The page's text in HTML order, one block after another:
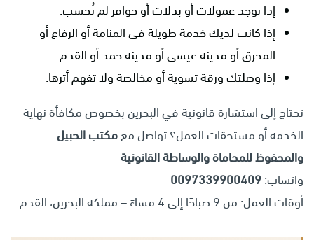
إذا توجد عمولات أو بدلات أو حوافز لم تُحسب.
إذا كانت لديك خدمة طويلة في المنامة أو الرفاع أو
المحرق أو مدينة عيسى أو مدينة حمد أو القدم.
إذا وصلتك ورقة تسوية أو مخالصة ولا تفهم أثرها.
تحتاج إلى استشارة قانونية في البحرين بخصوص مكافأة نهاية
الخدمة أو مستحقات العمل؟ تواصل معمكتب الحبيل
والمحفوظ للمحاماة والوساطة القانونية
واتساب:0097339900409
أوقات العمل: من 9 صباحًا إلى 4 مساءً – مملكة البحرين، القدم